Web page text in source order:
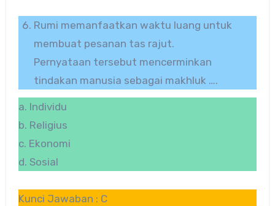
Rumi memanfaatkan waktu luang untuk
membuat pesanan tas rajut.
Pernyataan tersebut mencerminkan
tindakan manusia sebagai makhluk ….
a. Individu
b. Religius
c. Ekonomi
d. Sosial
Kunci Jawaban : C